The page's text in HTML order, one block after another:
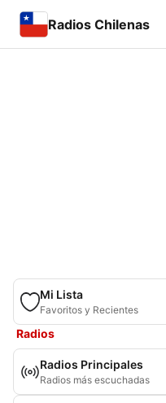
Radios Chilenas
Mi Lista
Favoritos y Recientes
Radios
Radios Principales
Radios más escuchadas